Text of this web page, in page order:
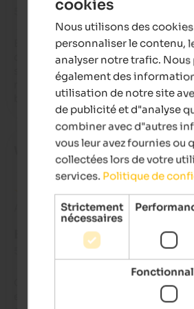
5 de 5 étoiles
Excellent, I highly recommend it. It
dishwasher, cooking utensils, and
small apartments and large two-
mountain views. It also offers
basket can be filled for 5 euros.
- septembre 2025
Avis de Google
EXCELLENT
Our stay at this apartment was
exceptionally clean, very safe, and
cookies
Nous utilisons des
personnaliser le contenu,
analyser notre trafic.
également des
utilisation de notre site
de publicité et d"analyse
combiner avec d"autres
vous leur avez fournies ou
collectées lors de votre
services. Politique de
Strictement
nécessaires